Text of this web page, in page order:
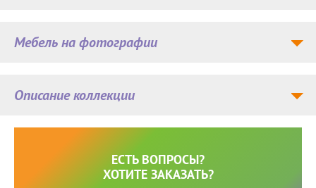
Мебель на фотографии
Описание коллекции
ЕСТЬ ВОПРОСЫ?
ХОТИТЕ ЗАКАЗАТЬ?